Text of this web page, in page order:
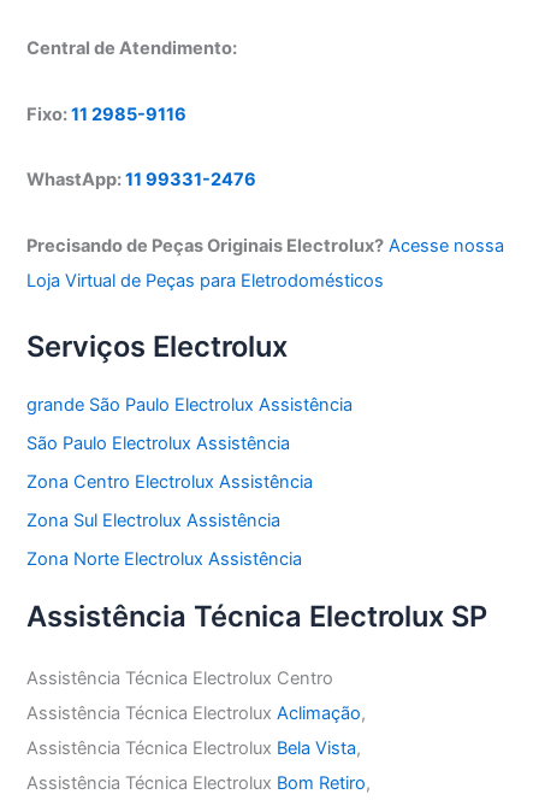
Central de Atendimento:
Fixo:11 2985-9116
WhastApp:11 99331-2476
Precisando de Peças Originais Electrolux? Acesse nossa
Loja Virtual de Peças para Eletrodomésticos
Serviços Electrolux
grande São Paulo Electrolux Assistência
São Paulo Electrolux Assistência
Zona Centro Electrolux Assistência
Zona Sul Electrolux Assistência
Zona Norte Electrolux Assistência
Assistência Técnica Electrolux SP
Assistência Técnica Electrolux Centro
Assistência Técnica ElectroluxAclimação,
Assistência Técnica Electrolux Bela Vista,
Assistência Técnica Electrolux Bom Retiro,